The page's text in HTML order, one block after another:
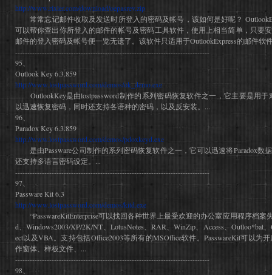
http://www.rixler.com/download/oepasrev.zip
常常忘记邮件收取及发送时所登入的密码及帐号，该如何是好呢？
可以帮你查出你所登入的邮件的帐号及密码工具软件，使用上相当简单，只要
邮件的登入密码及帐号便一览无遗了。该软件只适用于OutlookExpress的邮件软
--------------------------------------------------------------------------------
95、
Outlook Key 6.3.859
http://www.lostpassword.com/demos/ok_demo.exe
OutlookKey是由lostpassword制作的系列密码恢复软件之一，它主要是用于
以迅速恢复密码，同时还支持各语种的密码，以及反安装。...
96、
Paradox Key 6.3.859
http://www.lostpassword.com/demos/pdoxkeyd.exe
是由Passware公司制作的系列密码恢复软件之一，它可以迅速将Paradox数
还支持多语言密码设定。...
--------------------------------------------------------------------------------
97、
Passware Kit 6.3
http://www.lostpassword.com/demos/kitd.exe
“PasswareKitEnterprise可以找回各种世界上最受欢迎的办公室应用程序档案
d、Windows2003/XP/2K/NT、LotusNotes、RAR、WinZip、Access、Outloo*bat
ect以及VBA。支持包括Office2003等所有的MSOffice软件。PasswareKit可以为
作窗体、样板文件、...
--------------------------------------------------------------------------------
98、